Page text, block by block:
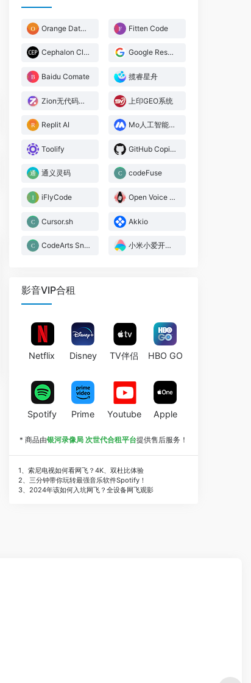
Orange Data Mining Fitten Code
Cephalon Cloud Google Research
Baidu Comate 揽睿星舟
Zion无代码开发平台 上印GEO系统
Replit AI Mo人工智能教学实训平台
Toolify GitHub Copilot
通义灵码 codeFuse
iFlyCode Open Voice OS
Cursor.sh Akkio
CodeArts Snap 小米小爱开放平台
影音VIP合租
Netflix Disney TV伴侣 HBO GO
Spotify Prime Youtube Apple
* 商品由银河录像局 次世代合租平台提供售后服务！
1、索尼电视如何看网飞？4K、双杜比体验
2、三分钟带你玩转最强音乐软件Spotify！
3、2024年该如何入坑网飞？全设备网飞观影